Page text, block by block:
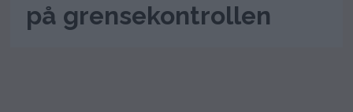
på grensekontrollen